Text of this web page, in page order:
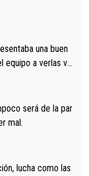
una buen
equipo a verlas ve
Más en San Seb
podríamos ten
será de la par
mal.
lucha como las